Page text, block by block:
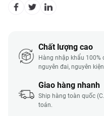
Chất lượng cao
Hàng nhập khẩu
nguyên đai, nguyên kiện
Giao hàng nhanh
Ship hàng toàn quốc
toán.